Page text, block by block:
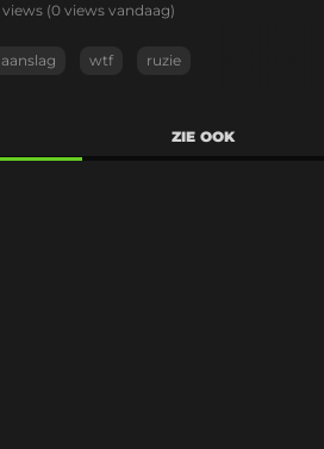
views (0 views vandaag)
aanslag wtf ruzie
ZIE OOK